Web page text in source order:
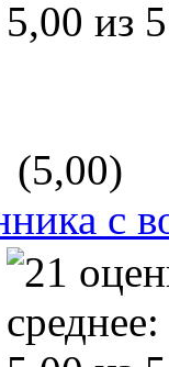
(5,00)
с